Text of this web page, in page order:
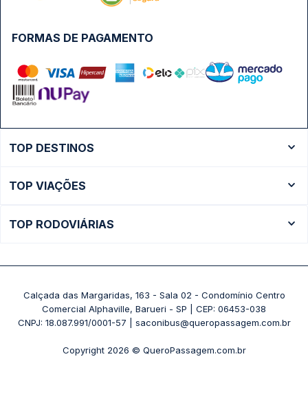
FORMAS DE PAGAMENTO
TOP DESTINOS
Ônibus São Paulo
TOP VIAÇÕES
Passagens Pássaro Marron
+ Viações
TOP RODOVIÁRIAS
Rodoviária Belo Horizonte - Gov. Israel Pinheiro (Tergip)
Rodoviária Curitiba
+ Rodoviárias
Calçada das Margaridas, 163 - Sala 02 - Condomínio Centro
Comercial Alphaville, Barueri - SP | CEP: 06453-038
CNPJ: 18.087.991/0001-57 | saconibus@queropassagem.com.br
Copyright 2026 © QueroPassagem.com.br